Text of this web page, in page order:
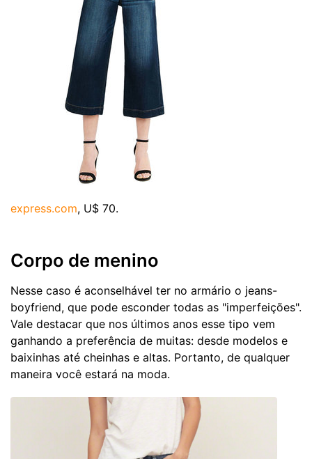
express.com, U$ 70.
Corpo de menino
Nesse caso é aconselhável ter no armário o jeans-
boyfriend, que pode esconder todas as "imperfeições".
Vale destacar que nos últimos anos esse tipo vem
ganhando a preferência de muitas: desde modelos e
baixinhas até cheinhas e altas. Portanto, de qualquer
maneira você estará na moda.